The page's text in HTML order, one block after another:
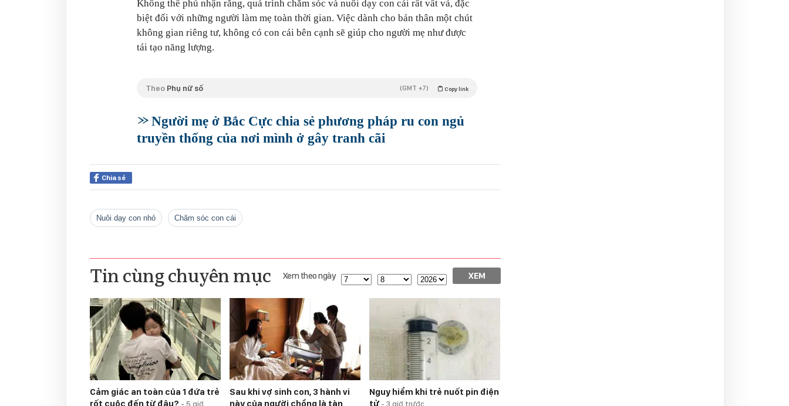
Không thể phủ nhận rằng, quá trình chăm sóc và nuôi dạy con cái rất vất vả, đặc
biệt đối với những người làm mẹ toàn thời gian. Việc dành cho bản thân một chút
không gian riêng tư, không có con cái bên cạnh sẽ giúp cho người mẹ như được
tái tạo năng lượng.
Theo Phụ nữ số Copy link
(GMT +7)
Người mẹ ở Bắc Cực chia sẻ phương pháp ru con ngủ
truyền thống của nơi mình ở gây tranh cãi
Chia sẻ
nuôi dạy con nhỏ chăm sóc con cái
Tin cùng chuyên mục Xem theo ngày XEM
Cảm giác an toàn của 1 đứa trẻ
rốt cuộc đến từ đâu? - 5 giờ
Sau khi vợ sinh con, 3 hành vi
này của người chồng là tàn
Nguy hiểm khi trẻ nuốt pin điện
tử - 3 giờ trước